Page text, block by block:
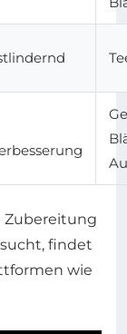
Zubereitung
findet
wie